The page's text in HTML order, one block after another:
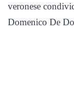
veronese
Domenico De